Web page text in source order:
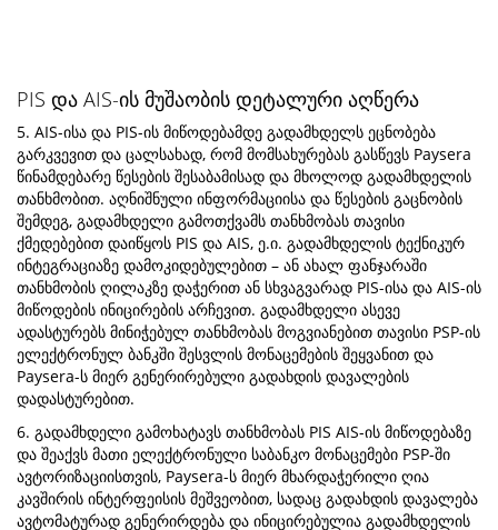
PIS და AIS-ის მუშაობის დეტალური აღწერა
5. AIS-ისა და PIS-ის მიწოდებამდე გადამხდელს ეცნობება
გარკვევით და ცალსახად, რომ მომსახურებას გასწევს Paysera
წინამდებარე წესების შესაბამისად და მხოლოდ გადამხდელის
თანხმობით. აღნიშნული ინფორმაციისა და წესების გაცნობის
შემდეგ, გადამხდელი გამოთქვამს თანხმობას თავისი
ქმედებებით დაიწყოს PIS და AIS, ე.ი. გადამხდელის ტექნიკურ
ინტეგრაციაზე დამოკიდებულებით – ან ახალ ფანჯარაში
თანხმობის ღილაკზე დაჭერით ან სხვაგვარად PIS-ისა და AIS-ის
მიწოდების ინიცირების არჩევით. გადამხდელი ასევე
ადასტურებს მინიჭებულ თანხმობას მოგვიანებით თავისი PSP-ის
ელექტრონულ ბანკში შესვლის მონაცემების შეყვანით და
Paysera-ს მიერ გენერირებული გადახდის დავალების
დადასტურებით.
6. გადამხდელი გამოხატავს თანხმობას PIS AIS-ის მიწოდებაზე
და შეაქვს მათი ელექტრონული საბანკო მონაცემები PSP-ში
ავტორიზაციისთვის, Paysera-ს მიერ მხარდაჭერილი ღია
კავშირის ინტერფეისის მეშვეობით, სადაც გადახდის დავალება
ავტომატურად გენერირდება და ინიცირებულია გადამხდელის